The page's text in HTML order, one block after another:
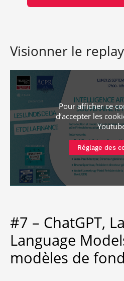
Visionner le replay
Pour afficher ce
d’accepter les
Réglage des
#7 – ChatGPT,
Language
modèles de